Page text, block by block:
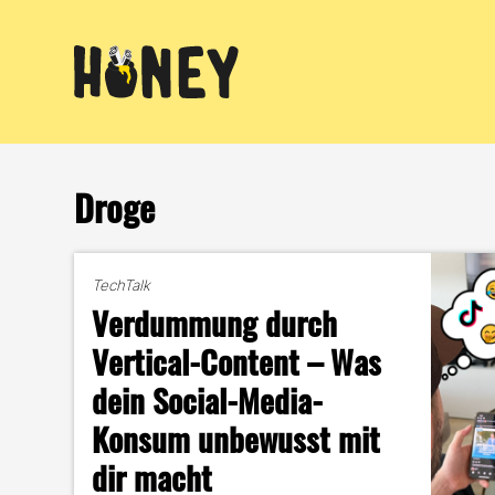
Droge
TechTalk
Verdummung durch
Vertical-Content – Was
dein Social-Media-
Konsum unbewusst mit
dir macht